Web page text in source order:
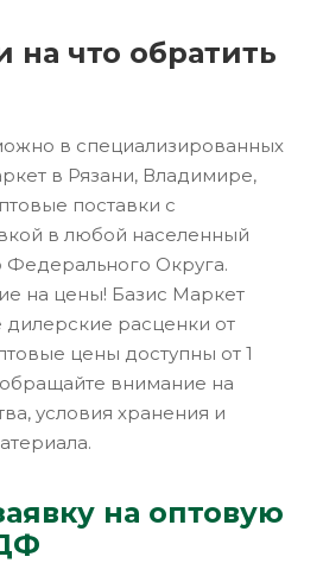
на что обратить
в специализированных
в Рязани, Владимире,
поставки с
в любой населенный
Федерального Округа.
на цены! Базис Маркет
расценки от
цены доступны от 1
внимание на
условия хранения и
на оптовую